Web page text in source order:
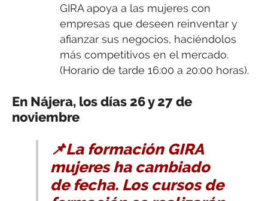
GIRA apoya a las mujeres con
empresas que deseen reinventar y
afianzar sus negocios, haciéndolos
más competitivos en el mercado.
(Horario de tarde 16:00 a 20:00 horas).
En Nájera, los días 26 y 27 de
noviembre
📌La formación GIRA
mujeres ha cambiado
de fecha. Los cursos de